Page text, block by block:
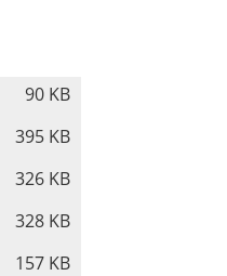
90 KB
395 KB
326 KB
328 KB
157 KB